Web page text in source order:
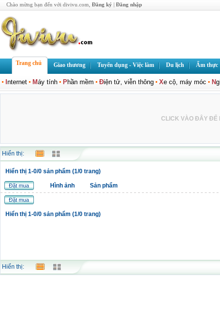
Chào mừng bạn đến với divivu.com, Đăng ký | Đăng nhập
Trang chủ Giao thương Tuyển dụng - Việc làm Du lịch Ẩm thực
nternet Máy tính Phần mềm Điện tử, viễn thông Xe cộ, máy móc N
CLICK VÀO ĐÂY ĐỂ
Hiển thị:
Hiển thị 1-0/0 sản phẩm (1/0 trang)
Đặt mua Hình ảnh Sản phẩm
Đặt mua
Hiển thị 1-0/0 sản phẩm (1/0 trang)
Hiển thị: